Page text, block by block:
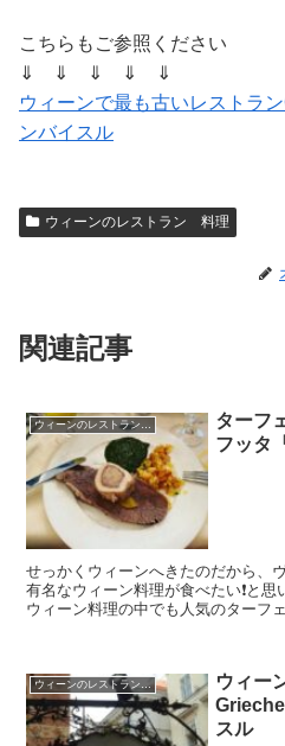
こちらもご参照ください
⇓ ⇓ ⇓ ⇓ ⇓
ウィーンで最も古いレストラ
ンバイスル
ウィーンのレストラン 料理
関連記事
ウィーンのレストラン 料理
ターフ
フッタ
せっかくウィーンへきたのだから、
有名なウィーン料理が食べたい❗️と
ウィーン料理の中でも人気のターフ
ウィーンのレストラン 料理
ウィー
スル